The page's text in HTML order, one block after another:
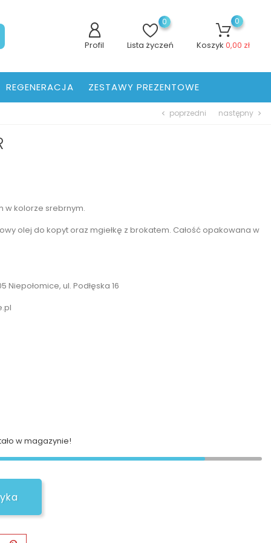
Profil
0
Lista życzeń
0
Koszyk 0,00 zł
REGENERACJA ZESTAWY PREZENTOWE
chevron_left poprzedni następny chevron_right
w kolorze srebrnym.
olej do kopyt oraz mgiełkę z brokatem. Całość opakowana w
Niepołomice, ul. Podłęska 16
w magazynie!